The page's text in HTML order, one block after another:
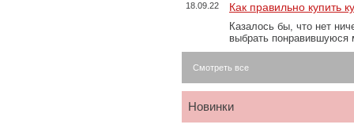
18.09.22 Как правильно купить
Казалось бы, что нет
выбрать
Смотреть все
Новинки